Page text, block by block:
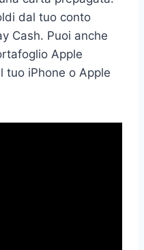
dal tuo conto
Cash. Puoi anche
Apple
tuo iPhone o Apple